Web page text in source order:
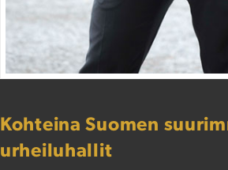
Kohteina Suomen
urheiluhallit